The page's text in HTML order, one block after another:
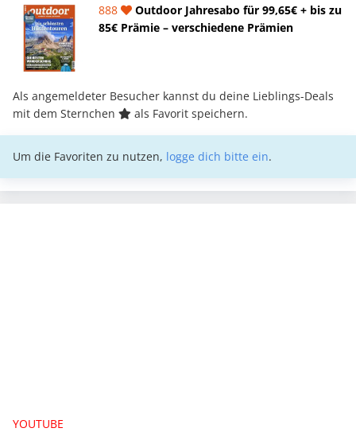
888
Outdoor Jahresabo für 99,65€ + bis zu
85€ Prämie – verschiedene Prämien
Als angemeldeter Besucher kannst du deine Lieblings-Deals
mit dem Sternchen
als Favorit speichern.
Um die Favoriten zu nutzen, logge dich bitte ein.
YOUTUBE